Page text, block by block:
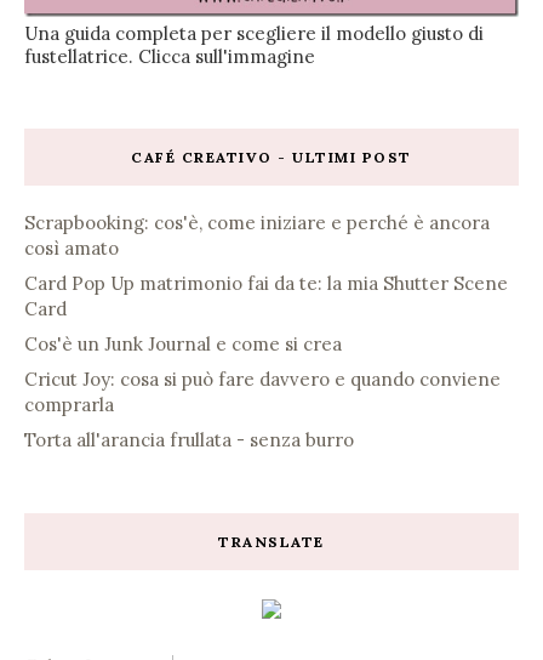
Una guida completa per scegliere il modello giusto di
fustellatrice. Clicca sull'immagine
CAFÉ CREATIVO - ULTIMI POST
Scrapbooking: cos'è, come iniziare e perché è ancora
così amato
Card Pop Up matrimonio fai da te: la mia Shutter Scene
Card
Cos'è un Junk Journal e come si crea
Cricut Joy: cosa si può fare davvero e quando conviene
comprarla
Torta all'arancia frullata - senza burro
TRANSLATE